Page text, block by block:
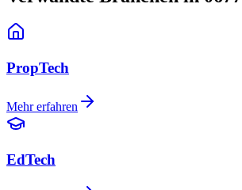
PropTech
Mehr erfahren
EdTech